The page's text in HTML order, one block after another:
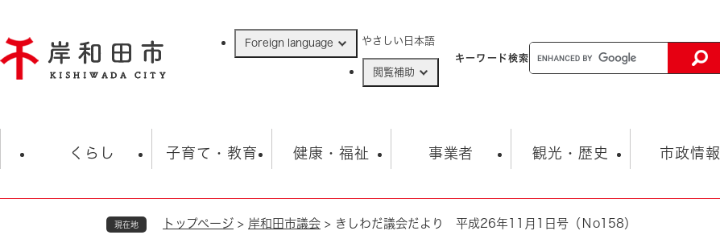
ジ
の
Foreign language やさしい日本語
閲覧補助
キーワード検索
くらし
住民票・戸籍
子育て・教育
学校 子育て
健康・福祉
福祉・健康・生活 生涯学習・スポーツ
事業者
入札・契約情報 まちづくり・協働
観光・歴史
観光 観光スポット
市政情報
市の概要 総合計画
オープンデータ
現在地 トップページ > 岸和田市議会 > きしわだ議会だより 平成26年11月1日号（Ｎo158）